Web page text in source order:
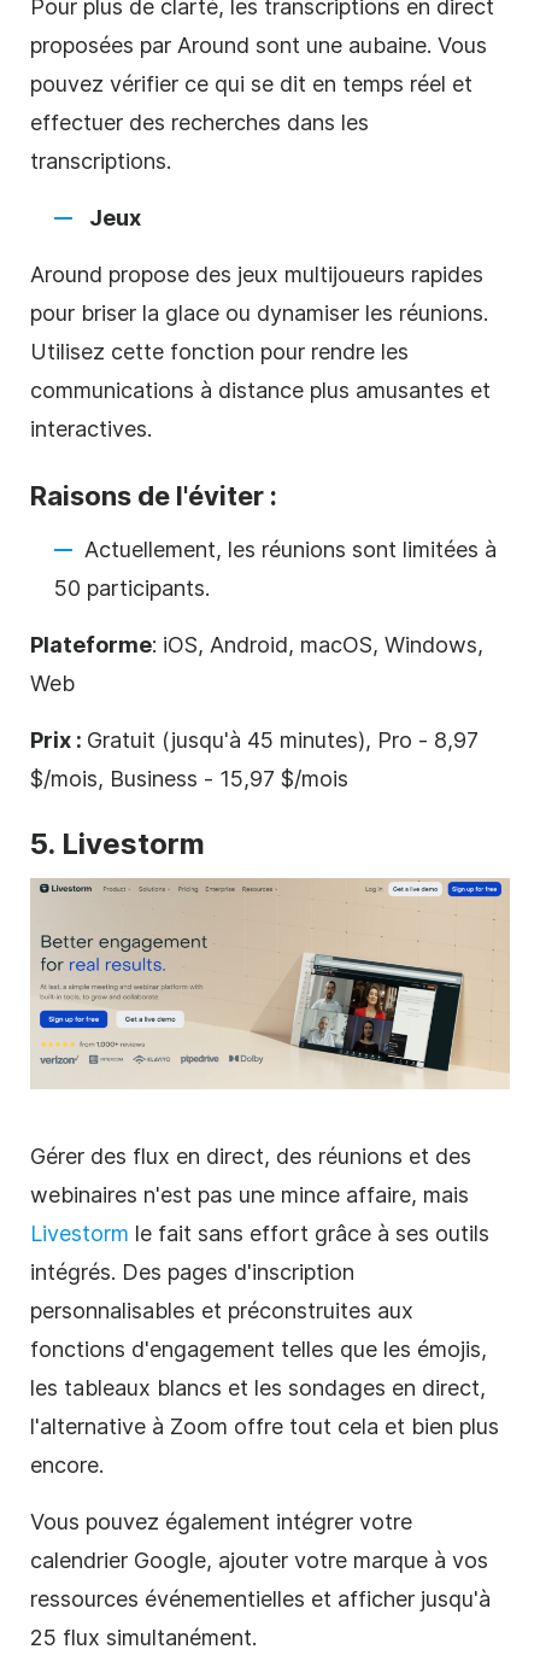
Pour plus de clarté, les transcriptions en direct
proposées par Around sont une aubaine. Vous
pouvez vérifier ce qui se dit en temps réel et
effectuer des recherches dans les
transcriptions.
Jeux
Around propose des jeux multijoueurs rapides
pour briser la glace ou dynamiser les réunions.
Utilisez cette fonction pour rendre les
communications à distance plus amusantes et
interactives.
Raisons de l'éviter :
Actuellement, les réunions sont limitées à
50 participants.
Plateforme: iOS, Android, macOS, Windows,
Web
Prix : Gratuit (jusqu'à 45 minutes), Pro - 8,97
$/mois, Business - 15,97 $/mois
5. Livestorm
Gérer des flux en direct, des réunions et des
webinaires n'est pas une mince affaire, mais
Livestorm le fait sans effort grâce à ses outils
intégrés. Des pages d'inscription
personnalisables et préconstruites aux
fonctions d'engagement telles que les émojis,
les tableaux blancs et les sondages en direct,
l'alternative à Zoom offre tout cela et bien plus
encore.
Vous pouvez également intégrer votre
calendrier Google, ajouter votre marque à vos
ressources événementielles et afficher jusqu'à
25 flux simultanément.